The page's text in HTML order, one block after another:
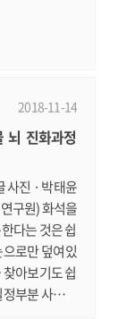
2018-11-14
뇌 진화과정
사진 · 박태윤
구원) 화석을
다는 것은 쉽
로만 덮여있
아보기도 쉽
부분 사실이